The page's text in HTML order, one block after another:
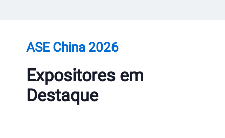
ASE China 2026
Expositores em
Destaque